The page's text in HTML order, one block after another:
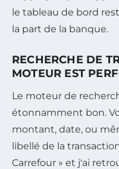
le tableau de bord
la part de la banque.
RECHERCHE DE
MOTEUR EST
Le moteur de
étonnamment bon.
montant, date, ou
libellé de la
Carrefour » et j'ai